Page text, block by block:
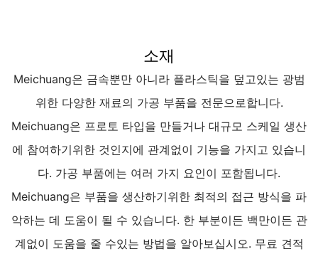
소재
Meichuang은 금속뿐만 아니라 플라스틱을 덮고있는 광범
위한 다양한 재료의 가공 부품을 전문으로합니다.
Meichuang은 프로토 타입을 만들거나 대규모 스케일 생산
에 참여하기위한 것인지에 관계없이 기능을 가지고 있습니
다. 가공 부품에는 여러 가지 요인이 포함됩니다.
Meichuang은 부품을 생산하기위한 최적의 접근 방식을 파
악하는 데 도움이 될 수 있습니다. 한 부분이든 백만이든 관
계없이 도움을 줄 수있는 방법을 알아보십시오. 무료 견적